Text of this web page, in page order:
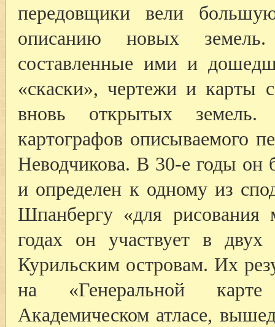
передовщики вели
описанию новых
составленные ими и
«скаски», чертежи и карты
вновь открытых земель.
картографов описываемого
Неводчикова. В 30-е годы он
и определен к одному из
Шпанбергу «для
годах он участвует в
Курильским островам. Их
на «Генеральной
Академическом атласе,